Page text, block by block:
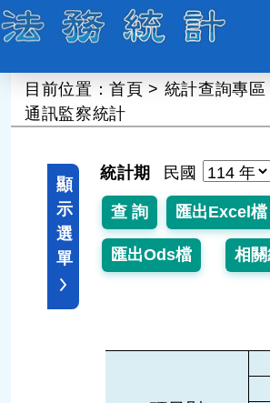
目前位置：首頁 > 統計查詢專區
通訊監察統計
顯
示
選
單
統計期 民國